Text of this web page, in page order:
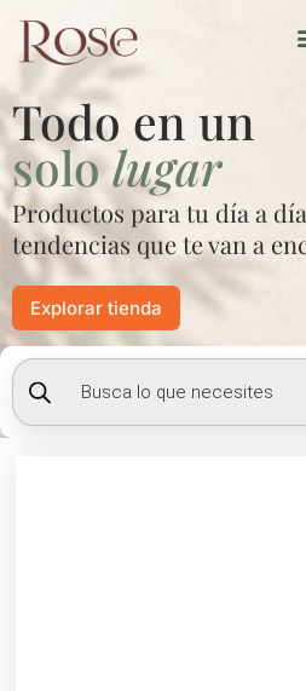
contenido
Todo en un
sololugar
Productos para tu día a
tendencias que te van a
Explorar tienda
Búsqueda
de
productos